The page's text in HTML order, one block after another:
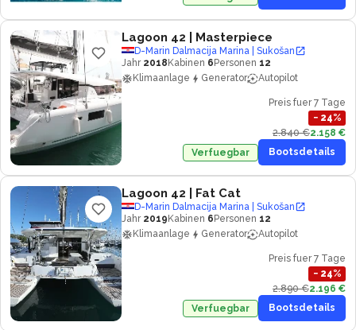
Lagoon 42 | Masterpiece
D-Marin Dalmacija Marina | Sukošan
Jahr 2018 Kabinen 6 Personen 12
Klimaanlage
Generator Autopilot
Preis fuer 7 Tage
− 24%
2.840 €2.158 €
Verfuegbar
Bootsdetails
Lagoon 42 | Fat Cat
D-Marin Dalmacija Marina | Sukošan
Jahr 2019 Kabinen 6 Personen 12
Klimaanlage
Generator Autopilot
Preis fuer 7 Tage
− 24%
2.890 €2.196 €
Verfuegbar
Bootsdetails